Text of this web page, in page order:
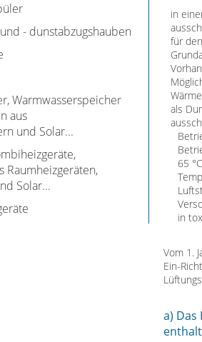
- dunstabzugshauben
Warmwasserspeicher
aus
und Solar...
Raumheizgeräten,
Solar...
in
für
als
65 °C
in
Vom 1.
Ein-
a) Das